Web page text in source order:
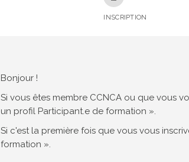
INSCRIPTION
Bonjour !
Si vous êtes membre CCNCA ou que vous
un profil Participant.e de formation ».
Si c'est la première fois que vous vous
formation ».